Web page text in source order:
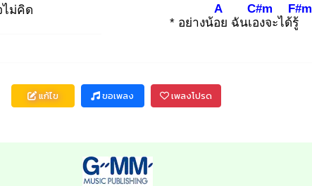
ไม่คิด
* อย่างน้อย
A
ฉันเอง
C#m
จะได้รู้
F#m
แก้ไข ขอเพลง เพลงโปรด